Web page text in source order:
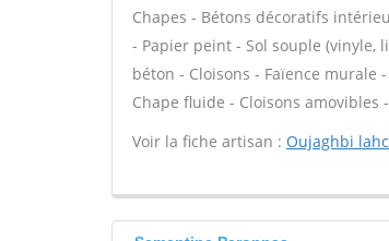
Chapes - Bétons décoratifs
- Papier peint - Sol souple (vinyle,
béton - Cloisons - Faïence murale
Chape fluide - Cloisons amovibles
Voir la fiche artisan : Oujaghbi